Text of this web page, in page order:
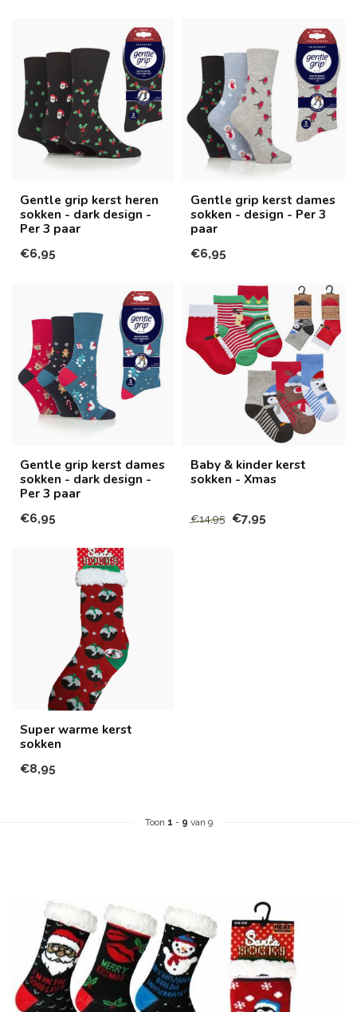
Gentle grip kerst heren
sokken - dark design -
Per 3 paar
€6,95
Gentle grip kerst dames
sokken - design - Per 3
paar
€6,95
Gentle grip kerst dames
sokken - dark design -
Per 3 paar
€6,95
Baby & kinder kerst
sokken - Xmas
€14,95 €7,95
Super warme kerst
sokken
€8,95
Toon 1 - 9 van 9